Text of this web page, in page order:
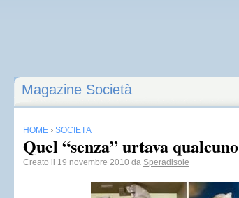
Magazine Società
HOME › SOCIETÀ
Quel “senza” urtava qualcuno
Creato il 19 novembre 2010 da Speradisole